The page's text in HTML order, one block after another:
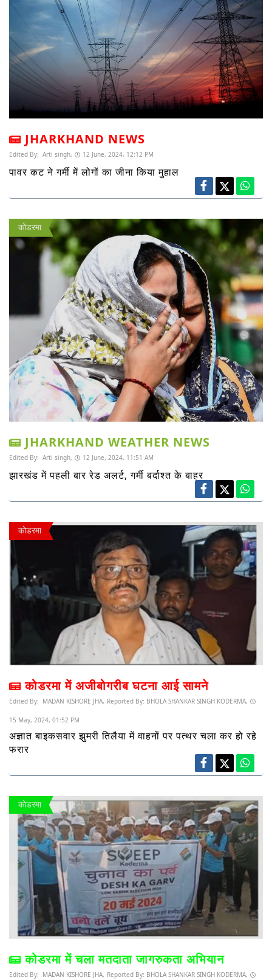
JHARKHAND NEWS
Edited By: Arti singh, 12 June, 2024, 12:12 PM
पावर कट ने गर्मी में लोगों का जीना किया मुहाल
कोडरमा
JHARKHAND WEATHER NEWS
Edited By: Arti singh, 12 June, 2024, 11:51 AM
झारखंड में पहली बार रेड अलर्ट, गर्मी बर्दाश्त के बाहर
कोडरमा
कोडरमा में अजीबोगरीब घटना आई सामने
Edited By: MADAN KISHORE JHA, Reported By: BHOLA SHANKAR SINGH KODERMA,
15 May, 2024, 01:52 PM
अज्ञात बाइकसवार झुमरी तिलैया में वाहनों पर पत्थर चला कर हो रहे
फरार
कोडरमा
कोडरमा में चला मतदाता जागरुकता अभियान
Edited By: MADAN KISHORE JHA, Reported By: BHOLA SHANKAR SINGH KODERMA,